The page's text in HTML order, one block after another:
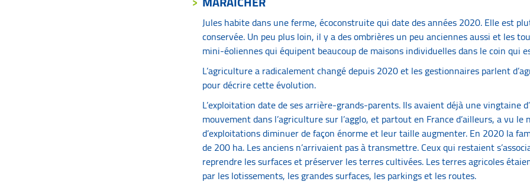
Jules habite dans une ferme, écoconstruite qui date des années 2020. Elle est
conservée. Un peu plus loin, il y a des ombrières un peu anciennes aussi et les
mini-éoliennes qui équipent beaucoup de maisons individuelles dans le coin qui
L’agriculture a radicalement changé depuis 2020 et les gestionnaires parlent
pour décrire cette évolution.
L’exploitation date de ses arrière-grands-parents. Ils avaient déjà une vingtaine
mouvement dans l’agriculture sur l’agglo, et partout en France d’ailleurs, a vu le
d’exploitations diminuer de façon énorme et leur taille augmenter. En 2020 la
de 200 ha. Les anciens n’arrivaient pas à transmettre. Ceux qui restaient
reprendre les surfaces et préserver les terres cultivées. Les terres agricoles
par les lotissements, les grandes surfaces, les parkings et les routes.